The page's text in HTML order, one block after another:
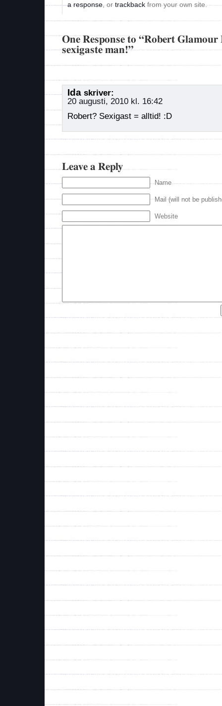
a response , ortrackback from your own site.
One Response to “Robert Glamour
sexigaste man!”
Ida skriver:
20 augusti, 2010 kl. 16:42
Robert? Sexigast = alltid! :D
Leave a Reply
Name
Mail (will not be
Website